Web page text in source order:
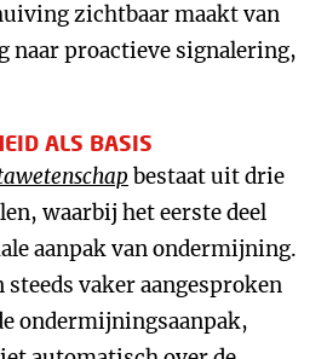
zichtbaar maakt van
naar proactieve signalering,
ALS BASIS
bestaat uit drie
waarbij het eerste deel
aanpak van ondermijning.
steeds vaker aangesproken
ondermijningsaanpak,